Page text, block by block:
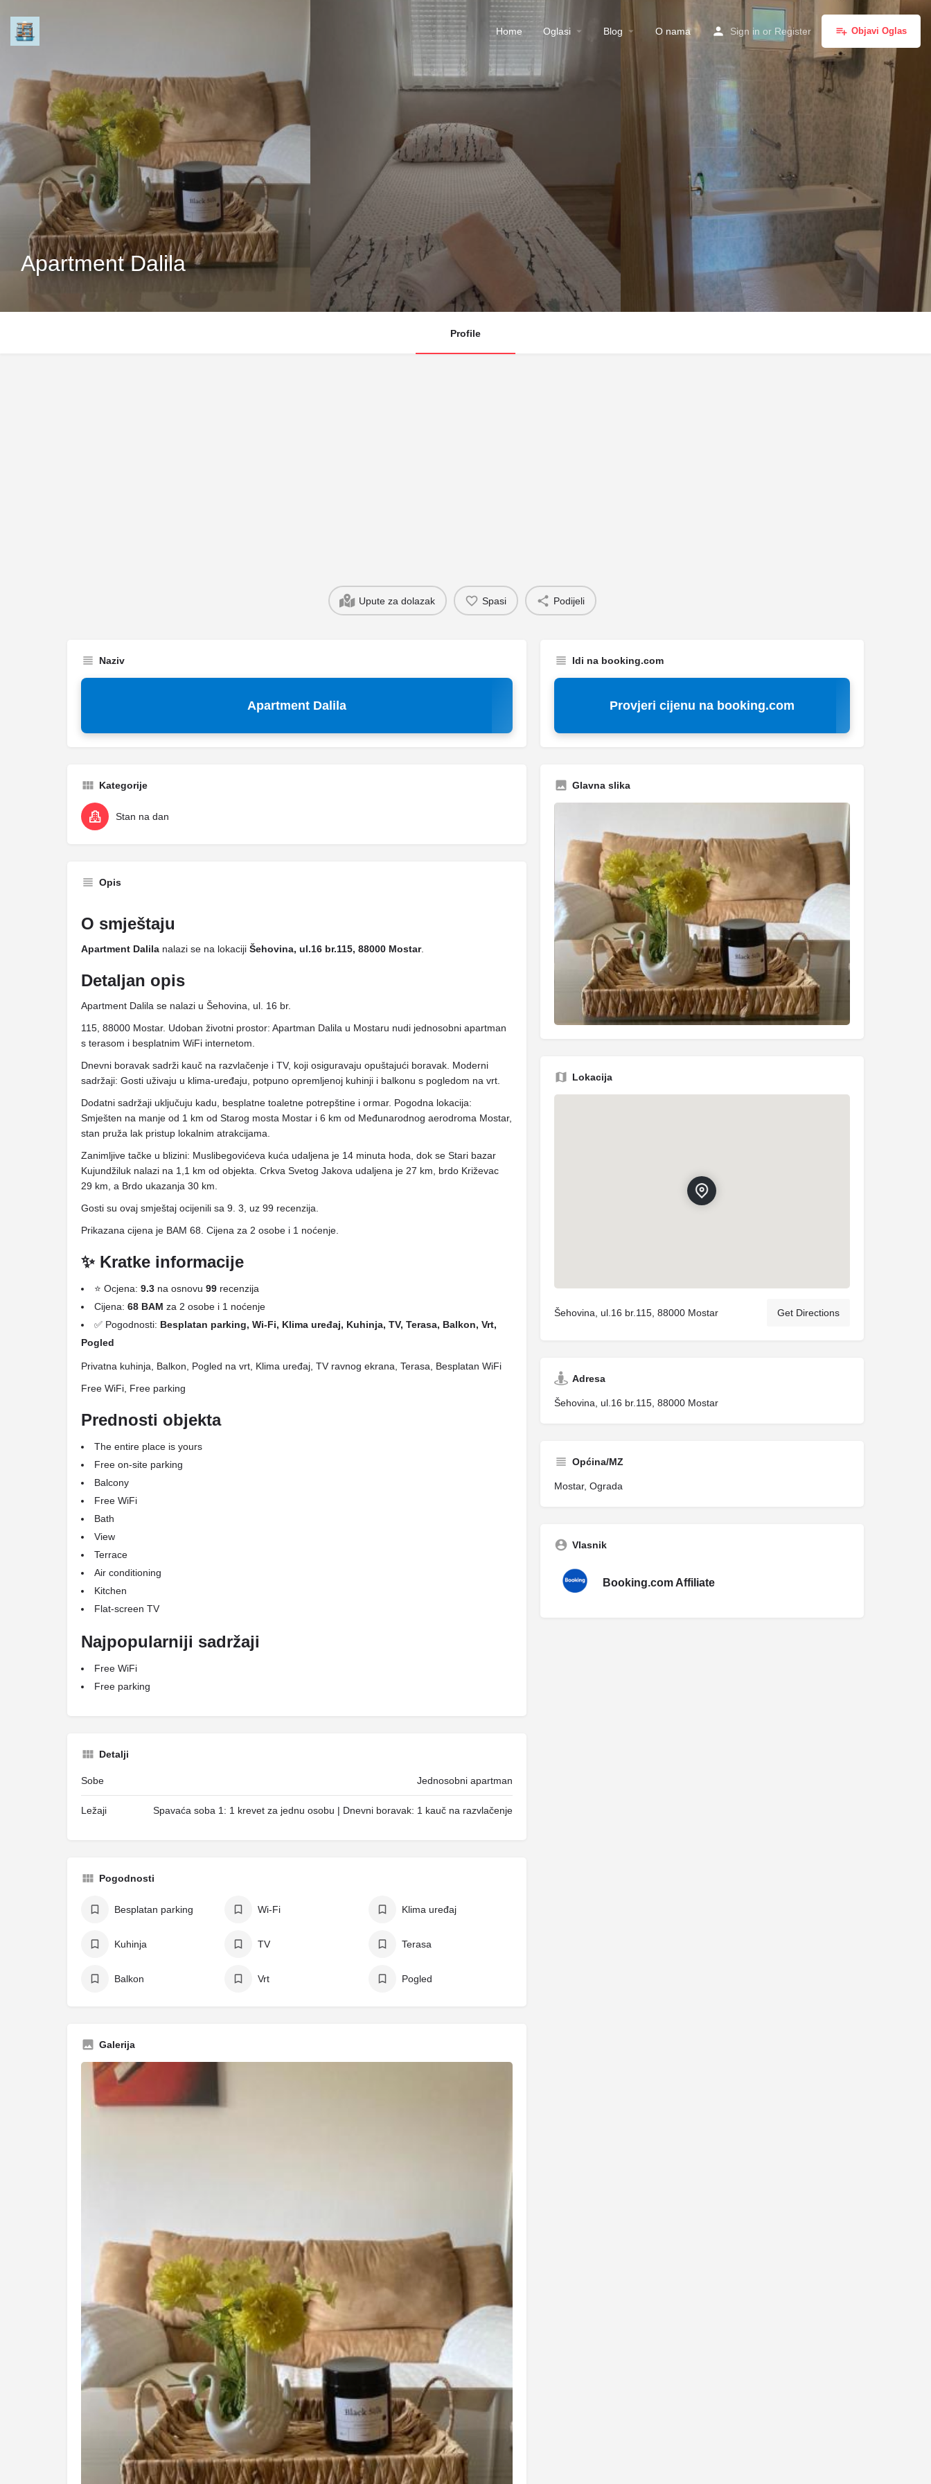
Home Oglasi Blog O nama Sign in or Register Objavi Oglas
Apartment Dalila
Profile
Upute za dolazak Spasi Podijeli
Naziv
Apartment Dalila
Kategorije
Stan na dan
Opis
O smještaju
Apartment Dalila nalazi se na lokaciji Šehovina, ul.16 br.115, 88000 Mostar.
Detaljan opis
Apartment Dalila se nalazi u Šehovina, ul. 16 br.
115, 88000 Mostar. Udoban životni prostor: Apartman Dalila u Mostaru nudi jednosobni apartman
s terasom i besplatnim WiFi internetom.
Dnevni boravak sadrži kauč na razvlačenje i TV, koji osiguravaju opuštajući boravak. Moderni
sadržaji: Gosti uživaju u klima-uređaju, potpuno opremljenoj kuhinji i balkonu s pogledom na vrt.
Dodatni sadržaji uključuju kadu, besplatne toaletne potrepštine i ormar. Pogodna lokacija:
Smješten na manje od 1 km od Starog mosta Mostar i 6 km od Međunarodnog aerodroma Mostar,
stan pruža lak pristup lokalnim atrakcijama.
Zanimljive tačke u blizini: Muslibegovićeva kuća udaljena je 14 minuta hoda, dok se Stari bazar
Kujundžiluk nalazi na 1,1 km od objekta. Crkva Svetog Jakova udaljena je 27 km, brdo Križevac
29 km, a Brdo ukazanja 30 km.
Gosti su ovaj smještaj ocijenili sa 9. 3, uz 99 recenzija.
Prikazana cijena je BAM 68. Cijena za 2 osobe i 1 noćenje.
✨ Kratke informacije
⭐ Ocjena: 9.3 na osnovu 99 recenzija
Cijena: 68 BAM za 2 osobe i 1 noćenje
✅ Pogodnosti: Besplatan parking, Wi-Fi, Klima uređaj, Kuhinja, TV, Terasa, Balkon, Vrt,
Pogled
Privatna kuhinja, Balkon, Pogled na vrt, Klima uređaj, TV ravnog ekrana, Terasa, Besplatan WiFi
Free WiFi, Free parking
Prednosti objekta
The entire place is yours
Free on-site parking
Balcony
Free WiFi
Bath
View
Terrace
Air conditioning
Kitchen
Flat-screen TV
Najpopularniji sadržaji
Free WiFi
Free parking
Detalji
Sobe Jednosobni apartman
Ležaji Spavaća soba 1: 1 krevet za jednu osobu | Dnevni boravak: 1 kauč na razvlačenje
Pogodnosti
Besplatan parking Wi-Fi Klima uređaj
Kuhinja TV Terasa
Balkon Vrt Pogled
Galerija
Idi na booking.com
Provjeri cijenu na booking.com
Glavna slika
Lokacija
Šehovina, ul.16 br.115, 88000 Mostar Get Directions
Adresa
Šehovina, ul.16 br.115, 88000 Mostar
Općina/MZ
Mostar, Ograda
Vlasnik
Booking.com Affiliate